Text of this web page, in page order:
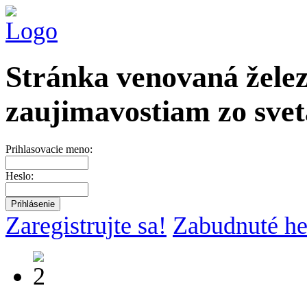
Stránka venovaná
zaujimavostiam zo
Prihlasovacie meno:
Heslo:
Zaregistrujte sa! Zabudnuté